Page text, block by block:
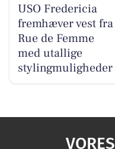
USO Fredericia
fremhæver vest fra
Rue de Femme
med utallige
stylingmuligheder
VORES